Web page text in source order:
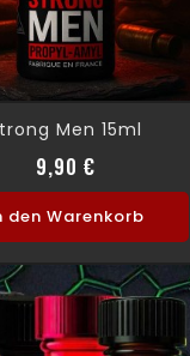
Men 15ml
9,90 €Preis
den Warenkorb